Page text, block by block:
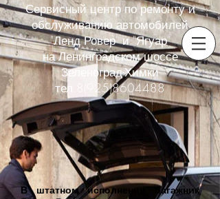
Сервисный центр по ремонту и
обслуживанию автомобилей
"Ленд Ровер" и "Ягуар"
наЛенинградском шоссе
Зеленоград-Химки
тел.8(925)8604488
В штатном исполнении багажник